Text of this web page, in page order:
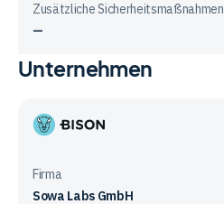
Zusätzliche Sicherheitsmaßnahmen
—
Vergleichstabelle
Sicherheit
bei
Anbietern
Unternehmen
Firma
Sowa Labs GmbH